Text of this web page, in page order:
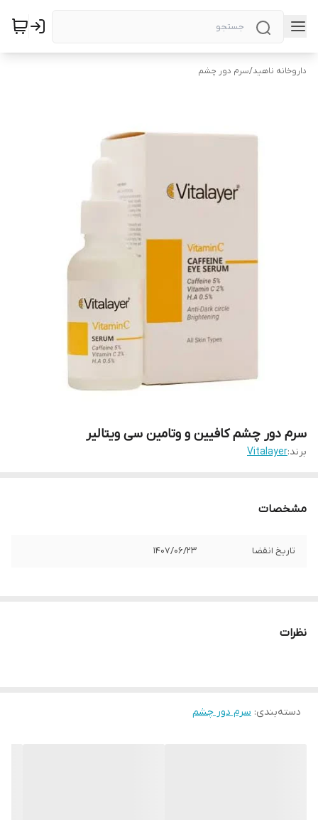
داروخانه ناهید/سرم دور چشم
سرم دور چشم کافیین و وتامین سی ویتالیر
برند:Vitalayer
مشخصات
تاریخ انقضا 1407/06/23
نظرات
دسته‌بندی: سرم دور چشم